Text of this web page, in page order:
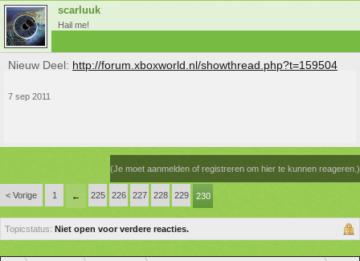
scarluuk
Hail me!
Nieuw Deel: http://forum.xboxworld.nl/showthread.php?t=159504
7 sep 2011
(Je moet aanmelden of registreren om hier te kunnen reageren.)
< Vorige 1 ← 225 226 227 228 229 230
Topicstatus: Niet open voor verdere reacties.